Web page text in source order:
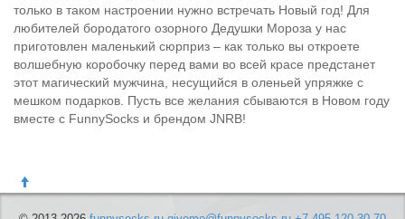
только в таком настроении нужно встречать Новый год! Для
любителей бородатого озорного Дедушки Мороза у нас
приготовлен маленький сюрприз – как только вы откроете
волшебную коробочку перед вами во всей красе предстанет
этот магический мужчина, несущийся в оленьей упряжке с
мешком подарков. Пусть все желания сбываются в Новом году
вместе с FunnySocks и брендом JNRB!